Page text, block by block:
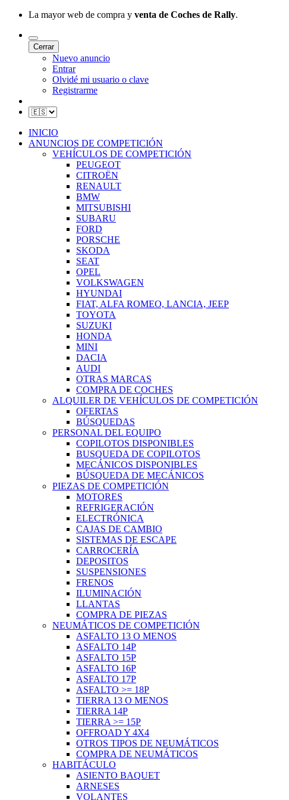
La mayor web de compra y venta de Coches de Rally.
Cerrar
Nuevo anuncio
Entrar
Olvidé mi usuario o clave
Registrarme
INICIO
ANUNCIOS DE COMPETICIÓN
VEHÍCULOS DE COMPETICIÓN
PEUGEOT
CITROËN
RENAULT
BMW
MITSUBISHI
SUBARU
FORD
PORSCHE
SKODA
SEAT
OPEL
VOLKSWAGEN
HYUNDAI
FIAT, ALFA ROMEO, LANCIA, JEEP
TOYOTA
SUZUKI
HONDA
MINI
DACIA
AUDI
OTRAS MARCAS
COMPRA DE COCHES
ALQUILER DE VEHÍCULOS DE COMPETICIÓN
OFERTAS
BÚSQUEDAS
PERSONAL DEL EQUIPO
COPILOTOS DISPONIBLES
BUSQUEDA DE COPILOTOS
MECÁNICOS DISPONIBLES
BÚSQUEDA DE MECÁNICOS
PIEZAS DE COMPETICIÓN
MOTORES
REFRIGERACIÓN
ELECTRÓNICA
CAJAS DE CAMBIO
SISTEMAS DE ESCAPE
CARROCERÍA
DEPOSITOS
SUSPENSIONES
FRENOS
ILUMINACIÓN
LLANTAS
COMPRA DE PIEZAS
NEUMÁTICOS DE COMPETICIÓN
ASFALTO 13 O MENOS
ASFALTO 14P
ASFALTO 15P
ASFALTO 16P
ASFALTO 17P
ASFALTO >= 18P
TIERRA 13 O MENOS
TIERRA 14P
TIERRA >= 15P
OFFROAD Y 4X4
OTROS TIPOS DE NEUMÁTICOS
COMPRA DE NEUMÁTICOS
HABITÁCULO
ASIENTO BAQUET
ARNESES
VOLANTES